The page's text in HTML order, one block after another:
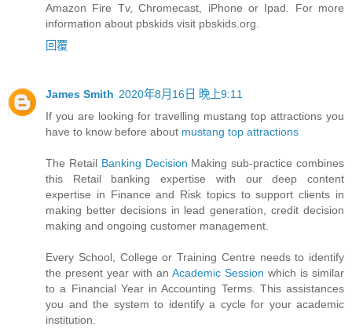
Amazon Fire Tv, Chromecast, iPhone or Ipad. For more
information about pbskids visit pbskids.org.
回覆
James Smith 2020年8月16日 晚上9:11
If you are looking for travelling mustang top attractions you
have to know before about mustang top attractions
The Retail Banking Decision Making sub-practice combines
this Retail banking expertise with our deep content
expertise in Finance and Risk topics to support clients in
making better decisions in lead generation, credit decision
making and ongoing customer management.
Every School, College or Training Centre needs to identify
the present year with an Academic Session which is similar
to a Financial Year in Accounting Terms. This assistances
you and the system to identify a cycle for your academic
institution.